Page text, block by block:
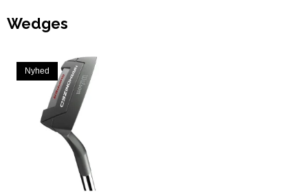
Wedges
Nyhed